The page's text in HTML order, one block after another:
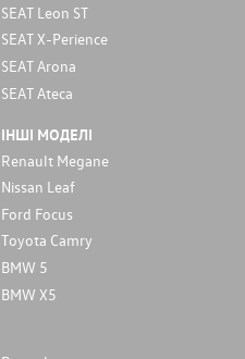
SEAT Leon ST
SEAT X-Perience
SEAT Arona
SEAT Ateca
ІНШІ МОДЕЛІ
Renault Megane
Nissan Leaf
Ford Focus
Toyota Camry
BMW 5
BMW X5